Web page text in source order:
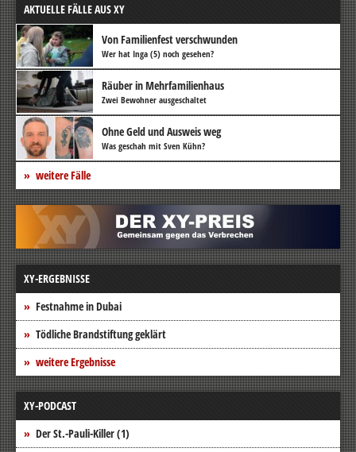
AKTUELLE FÄLLE AUS XY
Von Familienfest verschwunden
Wer hat Inga (5) noch gesehen?
Räuber in Mehrfamilienhaus
Zwei Bewohner ausgeschaltet
Ohne Geld und Ausweis weg
Was geschah mit Sven Kühn?
weitere Fälle
XY-ERGEBNISSE
Festnahme in Dubai
Tödliche Brandstiftung geklärt
weitere Ergebnisse
XY-PODCAST
Der St.-Pauli-Killer (1)